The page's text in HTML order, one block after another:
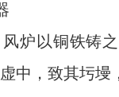
以铜铁铸之
中，致其圬墁